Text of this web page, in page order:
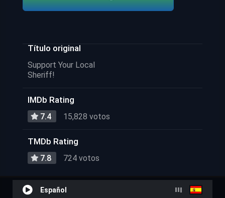
Título original
Support Your Local
Sheriff!
IMDb Rating
7.4 15,828 votos
TMDb Rating
7.8 724 votos
Español